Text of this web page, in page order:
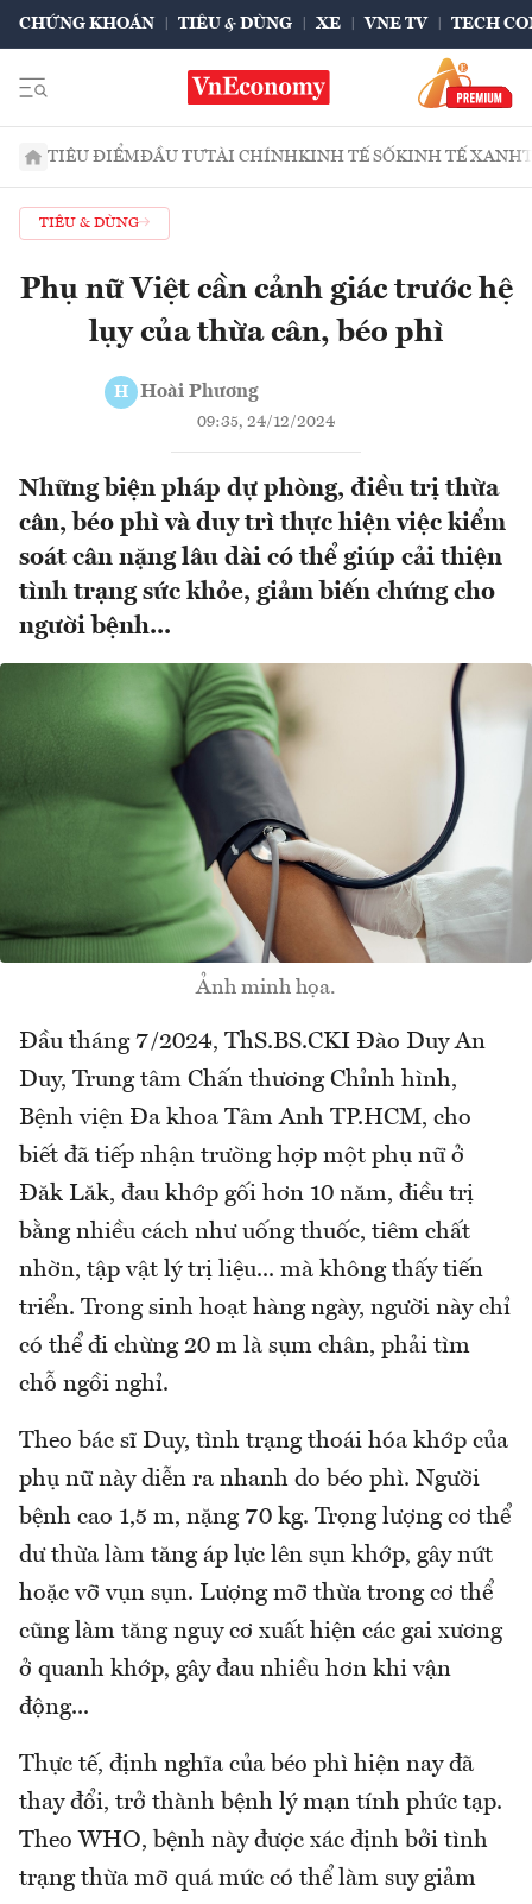
CHỨNG KHOÁN TIÊU & DÙNG XE VNE TV TECH
TIÊU ĐIỂMĐẦU TƯTÀI CHÍNHKINH TẾ SỐKINH TẾ XANH
TIÊU & DÙNG
Phụ nữ Việt cần cảnh giác trước hệ
lụy của thừa cân, béo phì
H Hoài Phương
09:35, 24/12/2024
Những biện pháp dự phòng, điều trị thừa
cân, béo phì và duy trì thực hiện việc kiểm
soát cân nặng lâu dài có thể giúp cải thiện
tình trạng sức khỏe, giảm biến chứng cho
người bệnh...
Ảnh minh họa.
Đầu tháng 7/2024, ThS.BS.CKI Đào Duy An
Duy, Trung tâm Chấn thương Chỉnh hình,
Bệnh viện Đa khoa Tâm Anh TP.HCM, cho
biết đã tiếp nhận trường hợp một phụ nữ ở
Đăk Lăk, đau khớp gối hơn 10 năm, điều trị
bằng nhiều cách như uống thuốc, tiêm chất
nhờn, tập vật lý trị liệu... mà không thấy tiến
triển. Trong sinh hoạt hàng ngày, người này chỉ
có thể đi chừng 20 m là sụm chân, phải tìm
chỗ ngồi nghỉ.
Theo bác sĩ Duy, tình trạng thoái hóa khớp của
phụ nữ này diễn ra nhanh do béo phì. Người
bệnh cao 1,5 m, nặng 70 kg. Trọng lượng cơ thể
dư thừa làm tăng áp lực lên sụn khớp, gây nứt
hoặc vỡ vụn sụn. Lượng mỡ thừa trong cơ thể
cũng làm tăng nguy cơ xuất hiện các gai xương
ở quanh khớp, gây đau nhiều hơn khi vận
động...
Thực tế, định nghĩa của béo phì hiện nay đã
thay đổi, trở thành bệnh lý mạn tính phức tạp.
Theo WHO, bệnh này được xác định bởi tình
trạng thừa mỡ quá mức có thể làm suy giảm